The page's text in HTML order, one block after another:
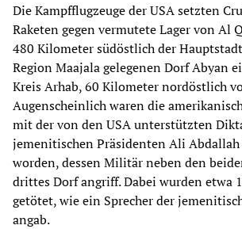
Die Kampfflugzeuge der USA setzten
Raketen gegen vermutete Lager von Al
480 Kilometer südöstlich der
Region Maajala gelegenen Dorf Abyan
Kreis Arhab, 60 Kilometer nordöstlich
Augenscheinlich waren die
mit der von den USA unterstützten
jemenitischen Präsidenten Ali
worden, dessen Militär neben den
drittes Dorf angriff. Dabei wurden etwa
getötet, wie ein Sprecher der
angab.